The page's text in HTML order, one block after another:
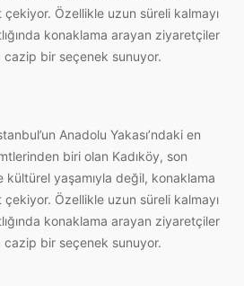
Özellikle uzun süreli kalmayı
konaklama arayan ziyaretçiler
bir seçenek sunuyor.
Anadolu Yakası’ndaki en
biri olan Kadıköy, son
kültürel yaşamıyla değil, konaklama
Özellikle uzun süreli kalmayı
konaklama arayan ziyaretçiler
bir seçenek sunuyor.